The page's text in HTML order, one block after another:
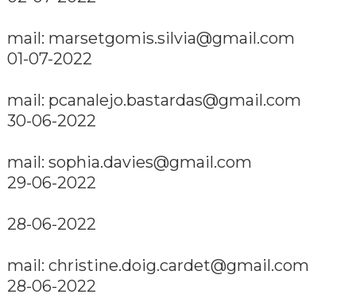
mail: marsetgomis.silvia@gmail.com
01-07-2022
mail: pcanalejo.bastardas@gmail.com
30-06-2022
mail: sophia.davies@gmail.com
29-06-2022
28-06-2022
mail: christine.doig.cardet@gmail.com
28-06-2022